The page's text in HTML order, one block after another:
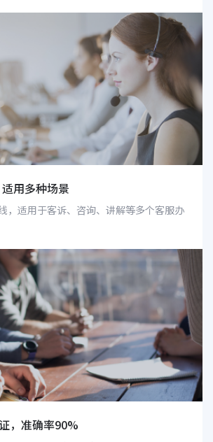
用多种场景
，适用于客诉、咨询、讲解等多个客服办
，准确率90%